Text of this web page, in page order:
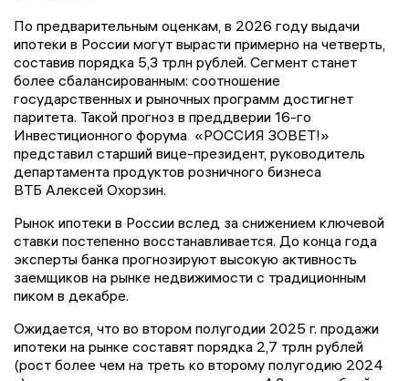
По предварительным оценкам, в 2026 году выдачи
ипотеки в России могут вырасти примерно на четверть,
составив порядка 5,3 трлн рублей. Сегмент станет
более сбалансированным: соотношение
государственных и рыночных программ достигнет
паритета. Такой прогноз в преддверии 16-го
Инвестиционного форума «РОССИЯ ЗОВЕТ!»
представил старший вице-президент, руководитель
департамента продуктов розничного бизнеса
ВТБ Алексей Охорзин.
Рынок ипотеки в России вслед за снижением ключевой
ставки постепенно восстанавливается. До конца года
эксперты банка прогнозируют высокую активность
заемщиков на рынке недвижимости с традиционным
пиком в декабре.
Ожидается, что во втором полугодии 2025 г. продажи
ипотеки на рынке составят порядка 2,7 трлн рублей
(рост более чем на треть ко второму полугодию 2024